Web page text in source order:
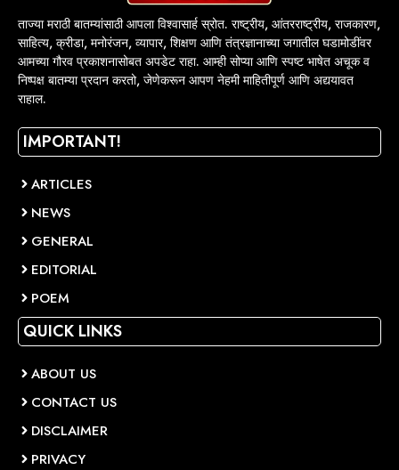
ताज्या मराठी बातम्यांसाठी आपला विश्वासार्ह स्रोत. राष्ट्रीय, आंतरराष्ट्रीय, राजकारण,
साहित्य, क्रीडा, मनोरंजन, व्यापार, शिक्षण आणि तंत्रज्ञानाच्या जगातील घडामोडींवर
आमच्या गौरव प्रकाशनासोबत अपडेट राहा. आम्ही सोप्या आणि स्पष्ट भाषेत अचूक व
निष्पक्ष बातम्या प्रदान करतो, जेणेकरून आपण नेहमी माहितीपूर्ण आणि अद्ययावत
राहाल.
IMPORTANT!
ARTICLES
NEWS
GENERAL
EDITORIAL
POEM
QUICK LINKS
ABOUT US
CONTACT US
DISCLAIMER
PRIVACY